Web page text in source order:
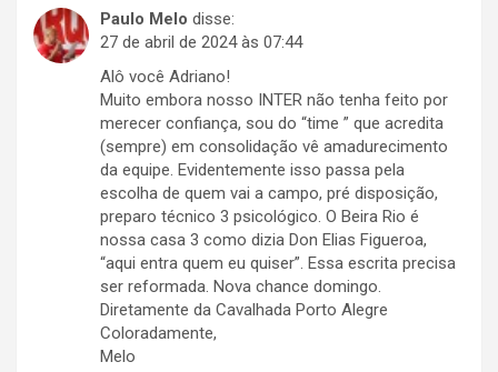
Paulo Melo disse:
27 de abril de 2024 às 07:44
Alô você Adriano!
Muito embora nosso INTER não tenha feito por
merecer confiança, sou do “time ” que acredita
(sempre) em consolidação vê amadurecimento
da equipe. Evidentemente isso passa pela
escolha de quem vai a campo, pré disposição,
preparo técnico 3 psicológico. O Beira Rio é
nossa casa 3 como dizia Don Elias Figueroa,
“aqui entra quem eu quiser”. Essa escrita precisa
ser reformada. Nova chance domingo.
Diretamente da Cavalhada Porto Alegre
Coloradamente,
Melo